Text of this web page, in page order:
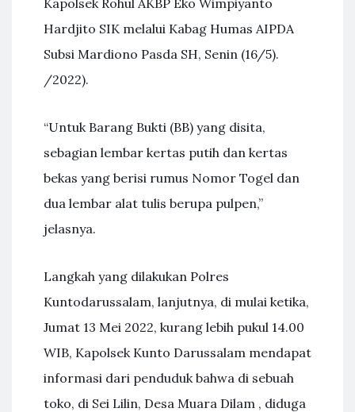
Kapolsek Rohul AKBP Eko Wimpiyanto
Hardjito SIK melalui Kabag Humas AIPDA
Subsi Mardiono Pasda SH, Senin (16/5).
/2022).
“Untuk Barang Bukti (BB) yang disita,
sebagian lembar kertas putih dan kertas
bekas yang berisi rumus Nomor Togel dan
dua lembar alat tulis berupa pulpen,”
jelasnya.
Langkah yang dilakukan Polres
Kuntodarussalam, lanjutnya, di mulai ketika,
Jumat 13 Mei 2022, kurang lebih pukul 14.00
WIB, Kapolsek Kunto Darussalam mendapat
informasi dari penduduk bahwa di sebuah
toko, di Sei Lilin, Desa Muara Dilam , diduga